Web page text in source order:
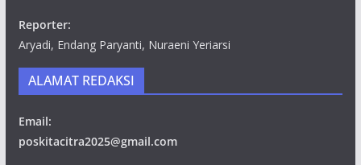
Reporter:
Aryadi, Endang Paryanti, Nuraeni Yeriarsi
ALAMAT REDAKSI
Email:
poskitacitra2025@gmail.com